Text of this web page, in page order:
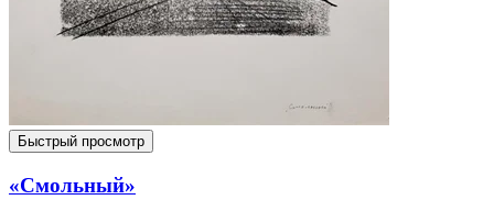
Быстрый просмотр
«Смольный»